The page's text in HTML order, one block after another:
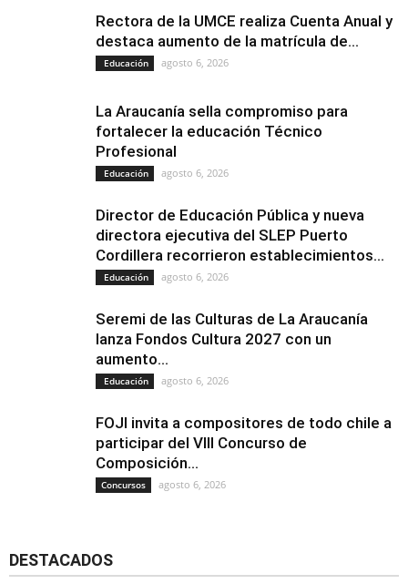
Rectora de la UMCE realiza Cuenta Anual y
destaca aumento de la matrícula de...
Educación agosto 6, 2026
La Araucanía sella compromiso para
fortalecer la educación Técnico
Profesional
Educación agosto 6, 2026
Director de Educación Pública y nueva
directora ejecutiva del SLEP Puerto
Cordillera recorrieron establecimientos...
Educación agosto 6, 2026
Seremi de las Culturas de La Araucanía
lanza Fondos Cultura 2027 con un
aumento...
Educación agosto 6, 2026
FOJI invita a compositores de todo chile a
participar del VIII Concurso de
Composición...
Concursos agosto 6, 2026
DESTACADOS